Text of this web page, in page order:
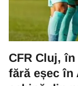
CFR Cluj,
fără eșec în